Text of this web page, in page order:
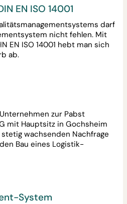
EN ISO 14001
darf
nicht fehlen. Mit
EN ISO 14001 hebt man sich
ab.
zur Pabst
mit Hauptsitz in Gochsheim
wachsenden Nachfrage
Bau eines Logistik-
System